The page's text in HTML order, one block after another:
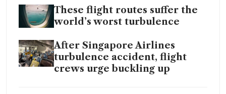
These flight routes suffer the
world’s worst turbulence
After Singapore Airlines
turbulence accident, flight
crews urge buckling up